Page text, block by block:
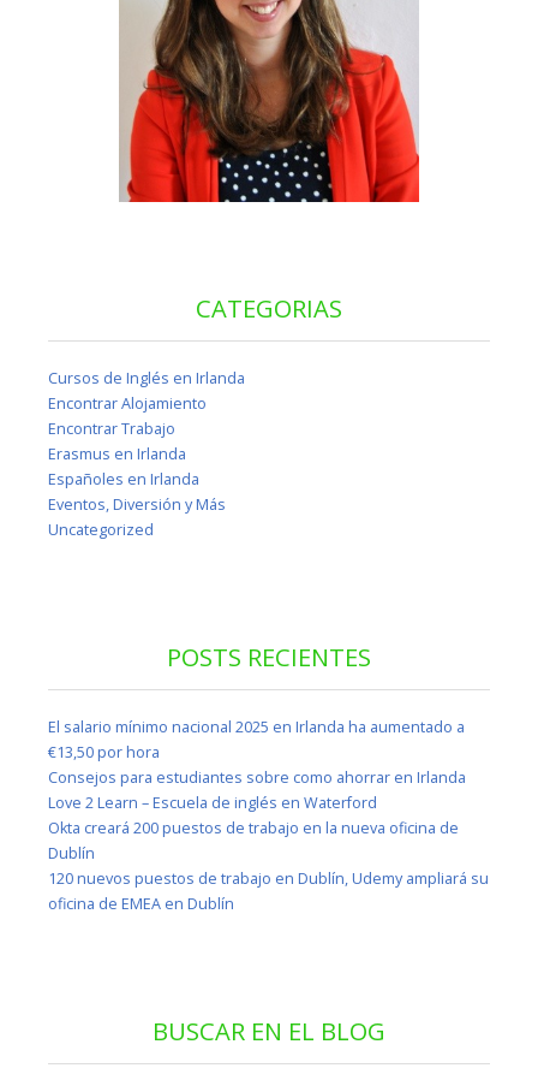
CATEGORIAS
Cursos de Inglés en Irlanda
Encontrar Alojamiento
Encontrar Trabajo
Erasmus en Irlanda
Españoles en Irlanda
Eventos, Diversión y Más
Uncategorized
POSTS RECIENTES
El salario mínimo nacional 2025 en Irlanda ha aumentado a
€13,50 por hora
Consejos para estudiantes sobre como ahorrar en Irlanda
Love 2 Learn – Escuela de inglés en Waterford
Okta creará 200 puestos de trabajo en la nueva oficina de
Dublín
120 nuevos puestos de trabajo en Dublín, Udemy ampliará su
oficina de EMEA en Dublín
BUSCAR EN EL BLOG